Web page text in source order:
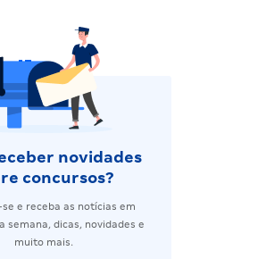
novidades
concursos?
e receba as notícias em
semana, dicas, novidades e
muito mais.